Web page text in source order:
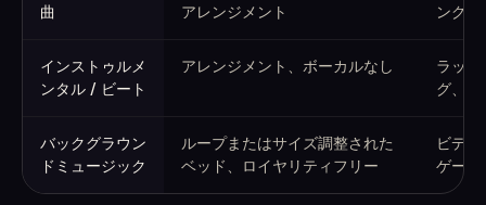
曲
アレンジメント
ング
インストゥルメ
ンタル / ビート
アレンジメント、ボーカルなし
ラッ
グ、デ
バックグラウン
ドミュージック
ループまたはサイズ調整された
ベッド、ロイヤリティフリー
ビデ
ゲーム